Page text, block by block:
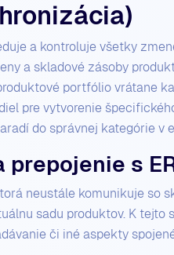
a kontroluje všetky
a skladové zásoby
portfólio vrátane
pre vytvorenie
do správnej kategórie v
s
neustále komunikuje so
sadu produktov. K tejto
či iné aspekty